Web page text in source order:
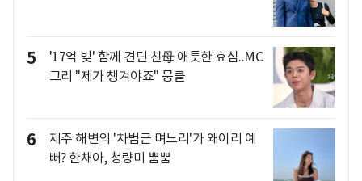
5
'17억 빚' 함께 견딘 친母 애틋한 효심..MC
그리 "제가 챙겨야죠" 뭉클
6
제주 해변의 '차범근 며느리'가 왜이리 예
뻐? 한채아, 청량미 뿜뿜